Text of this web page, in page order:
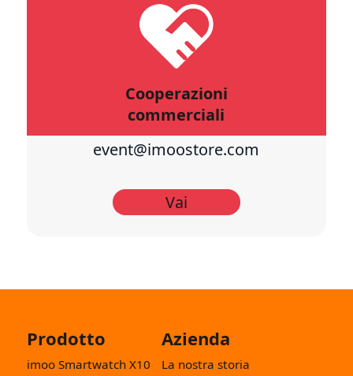
Cooperazioni
commerciali
event@imoostore.com
Vai
Prodotto
imoo Smartwatch X10
Azienda
La nostra storia